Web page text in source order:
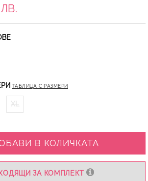
ТАБЛИЦА С РАЗМЕРИ
XL
В КОЛИЧКАТА
ЗА КОМПЛЕКТ